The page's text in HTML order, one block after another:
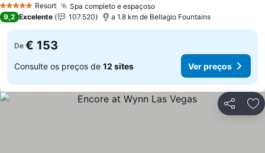
5 Estrelas Resort Spa completo e espaçoso
9,2 Excelente 107.520 a 1.8 km de Bellagio Fountains
De € 153
Consulte os preços de 12 sites Ver preços
Partilhar